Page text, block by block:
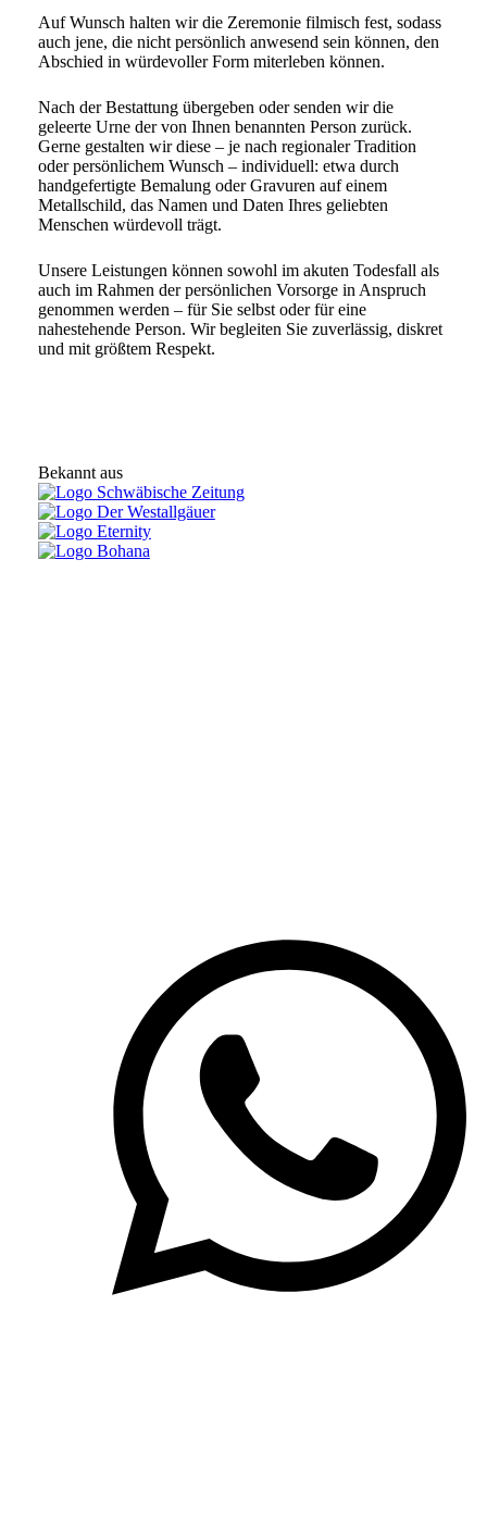
Auf Wunsch halten wir die Zeremonie filmisch fest, sodass
auch jene, die nicht persönlich anwesend sein können, den
Abschied in würdevoller Form miterleben können.
Nach der Bestattung übergeben oder senden wir die
geleerte Urne der von Ihnen benannten Person zurück.
Gerne gestalten wir diese – je nach regionaler Tradition
oder persönlichem Wunsch – individuell: etwa durch
handgefertigte Bemalung oder Gravuren auf einem
Metallschild, das Namen und Daten Ihres geliebten
Menschen würdevoll trägt.
Unsere Leistungen können sowohl im akuten Todesfall als
auch im Rahmen der persönlichen Vorsorge in Anspruch
genommen werden – für Sie selbst oder für eine
nahestehende Person. Wir begleiten Sie zuverlässig, diskret
und mit größtem Respekt.
Bekannt aus